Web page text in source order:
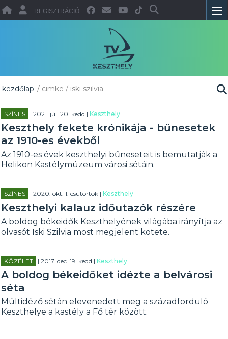
REGISZTRÁCIÓ
kezdőlap / cimke / iski szilvia
SZÍNES | 2021. júl. 20. kedd |Keszthely
Keszthely fekete krónikája - bűnesetek
az 1910-es évekből
Az 1910-es évek keszthelyi bűneseteit is bemutatják a
Helikon Kastélymúzeum városi sétáin.
SZÍNES | 2020. okt. 1. csütörtök |Keszthely
Keszthelyi kalauz időutazók részére
A boldog békeidők Keszthelyének világába irányítja az
olvasót Iski Szilvia most megjelent kötete.
KÖZÉLET | 2017. dec. 19. kedd |Keszthely
A boldog békeidőket idézte a belvárosi
séta
Múltidéző sétán elevenedett meg a századforduló
Keszthelye a kastély a Fő tér között.